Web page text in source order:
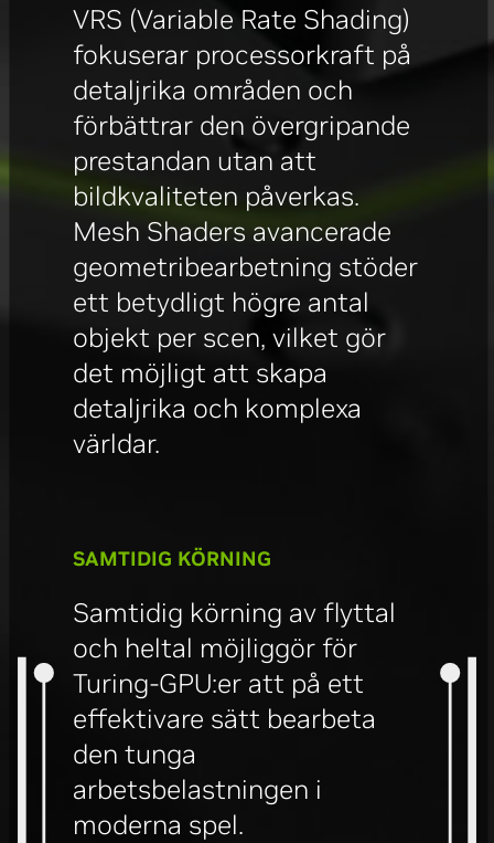
VRS (Variable Rate Shading)
fokuserar processorkraft på
detaljrika områden och
förbättrar den övergripande
prestandan utan att
bildkvaliteten påverkas.
Mesh Shaders avancerade
geometribearbetning stöder
ett betydligt högre antal
objekt per scen, vilket gör
det möjligt att skapa
detaljrika och komplexa
världar.
SAMTIDIG KÖRNING
Samtidig körning av flyttal
och heltal möjliggör för
Turing-GPU:er att på ett
effektivare sätt bearbeta
den tunga
arbetsbelastningen i
moderna spel.